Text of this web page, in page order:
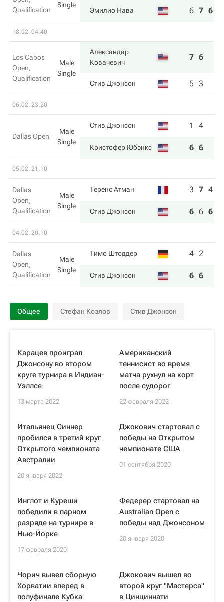
Qualification
Single
Эмилио Нава 6 7 6
18.02, 04:40
Los Cabos
Open,
Qualification
Male
Single
Александар
Ковачевич
7 6
Стив Джонсон 5 3
06.02, 23:20
Dallas Open
Male
Single
Стив Джонсон 1 4
Кристофер Юбэнкс 6 6
05.02, 21:10
Dallas
Open,
Qualification
Male
Single
Теренс Атман 3 7 4
Стив Джонсон 6 6 6
04.02, 20:10
Dallas
Open,
Qualification
Male
Single
Тимо Штоддер 4 2
Стив Джонсон 6 6
Общее Стефан Козлов Стив Джонсон
Карацев проиграл
Джонсону во втором
круге турнира в Индиан-
Уэллсе
13 марта 2022
Американский
теннисист во время
матча рухнул на корт
после судорог
22 февраля 2022
Итальянец Синнер
пробился в третий круг
Открытого чемпионата
Австралии
20 января 2022
Джокович стартовал с
победы на Открытом
чемпионате США
01 сентября 2020
Инглот и Куреши
победили в парном
разряде на турнире в
Нью-Йорке
17 февраля 2020
Федерер стартовал на
Australian Open с
победы над Джонсоном
20 января 2020
Чорич вывел сборную
Хорватии вперед в
полуфинале Кубка
Джокович вышел во
второй круг "Мастерса"
в Цинциннати